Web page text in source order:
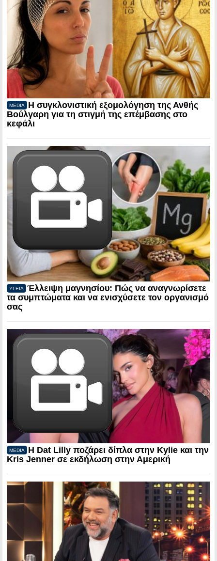
MEDIA
Η συγκλονιστική εξομολόγηση της Ανθής
Βούλγαρη για τη στιγμή της επέμβασης στο
κεφάλι
ΥΓΕΙΑ
Έλλειψη μαγνησίου: Πώς να αναγνωρίσετε
τα συμπτώματα και να ενισχύσετε τον οργανισμό
σας
MEDIA
Η Dat Lilly ποζάρει δίπλα στην Kylie και την
Kris Jenner σε εκδήλωση στην Αμερική